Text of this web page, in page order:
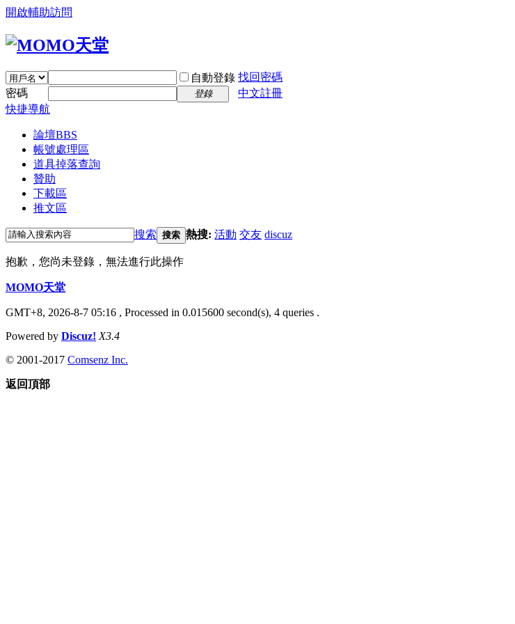
開啟輔助訪問
自動登錄 找回密碼
密碼
登錄
中文註冊
快捷導航
論壇BBS
帳號處理區
道具掉落查詢
贊助
下載區
推文區
搜索 搜索 熱搜: 活動 交友 discuz
抱歉，您尚未登錄，無法進行此操作
MOMO天堂
GMT+8, 2026-8-7 05:16 , Processed in 0.015600 second(s), 4 queries .
Powered by Discuz! X3.4
© 2001-2017 Comsenz Inc.
返回頂部